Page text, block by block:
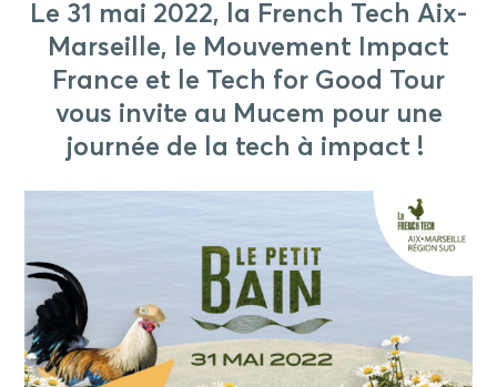
Le 31 mai 2022, la French Tech Aix-
Marseille, le Mouvement Impact
France et le Tech for Good Tour
vous invite au Mucem pour une
journée de la tech à impact !